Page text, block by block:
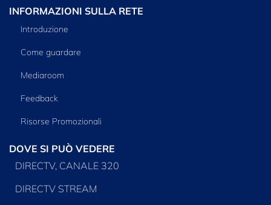
INFORMAZIONI SULLA RETE
Introduzione
Come guardare
Mediaroom
Feedback
Risorse Promozionali
DOVE SI PUÒ VEDERE
DIRECTV, CANALE 320
DIRECTV STREAM